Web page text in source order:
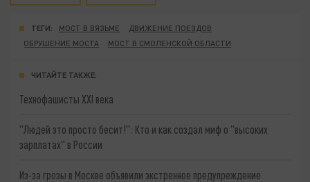
ТЕГИ: МОСТ В ВЯЗЬМЕ
ДВИЖЕНИЕ ПОЕЗДОВ
ОБРУШЕНИЕ МОСТА
МОСТ В СМОЛЕНСКОЙ ОБЛАСТИ
ЧИТАЙТЕ ТАКЖЕ:
Технофашисты XXI века
"Людей это просто бесит!": Кто и как создал миф о "высоких
зарплатах" в России
Из-за грозы в Москве объявили экстренное предупреждение